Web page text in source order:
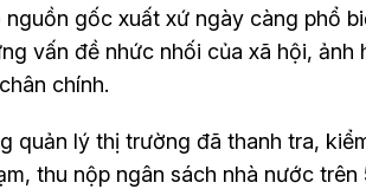
gốc xuất xứ ngày càng phổ
vấn đề nhức nhối của xã hội, ảnh
chính.
quản lý thị trường đã thanh tra,
thu nộp ngân sách nhà nước